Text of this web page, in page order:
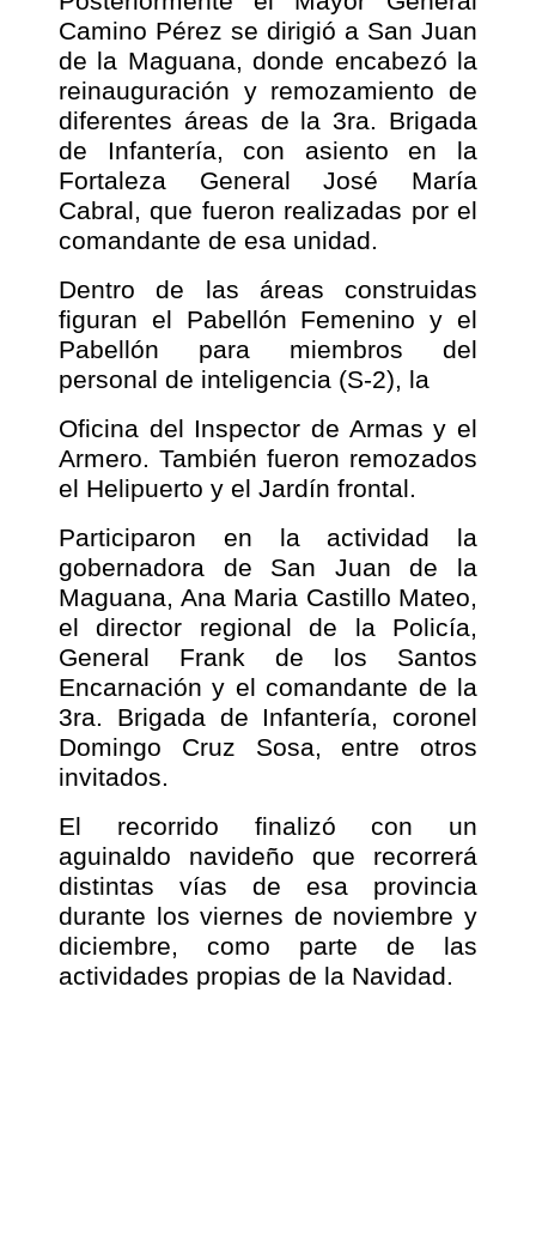
Camino Pérez se dirigió a San Juan
de la Maguana, donde encabezó la
reinauguración y remozamiento de
diferentes áreas de la 3ra. Brigada
de Infantería, con asiento en la
Fortaleza General José María
Cabral, que fueron realizadas por el
comandante de esa unidad.
Dentro de las áreas construidas
figuran el Pabellón Femenino y el
Pabellón para miembros del
personal de inteligencia (S-2), la
Oficina del Inspector de Armas y el
Armero. También fueron remozados
el Helipuerto y el Jardín frontal.
Participaron en la actividad la
gobernadora de San Juan de la
Maguana, Ana Maria Castillo Mateo,
el director regional de la Policía,
General Frank de los Santos
Encarnación y el comandante de la
3ra. Brigada de Infantería, coronel
Domingo Cruz Sosa, entre otros
invitados.
El recorrido finalizó con un
aguinaldo navideño que recorrerá
distintas vías de esa provincia
durante los viernes de noviembre y
diciembre, como parte de las
actividades propias de la Navidad.